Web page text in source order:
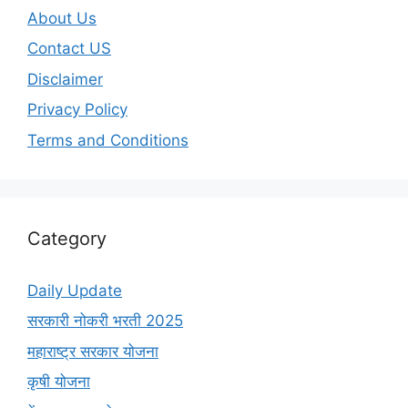
About Us
Contact US
Disclaimer
Privacy Policy
Terms and Conditions
Category
Daily Update
सरकारी नोकरी भरती 2025
महाराष्ट्र सरकार योजना
कृषी योजना